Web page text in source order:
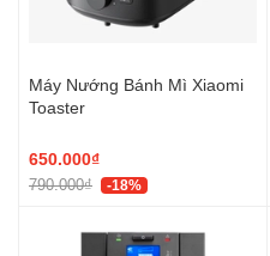
Máy Nướng Bánh Mì Xiaomi
Toaster
650.000₫
790.000₫ -18%